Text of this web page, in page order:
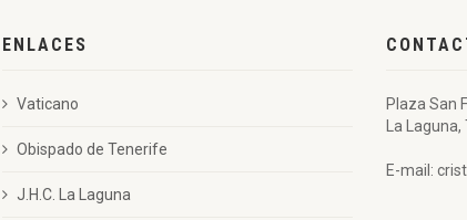
ENLACES
Vaticano
Obispado de Tenerife
J.H.C. La Laguna
Plaza San
La
E-mail: